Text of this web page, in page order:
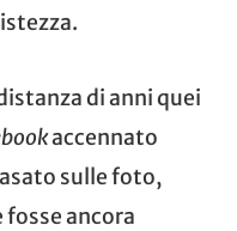
di anni quei
accennato
sulle foto,
ancora